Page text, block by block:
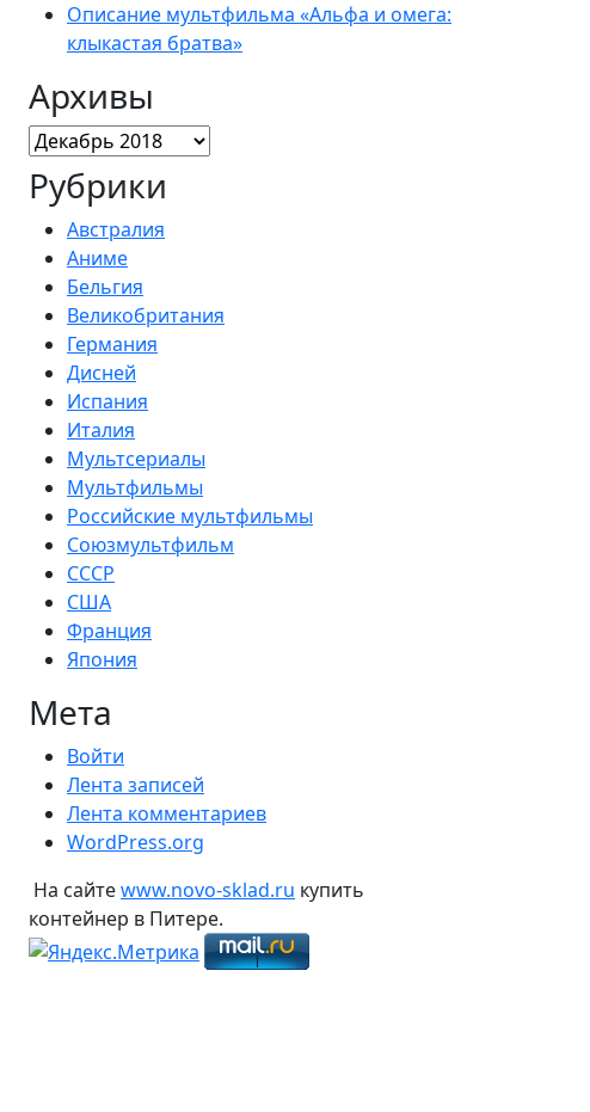
Описание мультфильма «Альфа и омега:
клыкастая братва»
Архивы
Архивы
Рубрики
Австралия
Аниме
Бельгия
Великобритания
Германия
Дисней
Испания
Италия
Мультсериалы
Мультфильмы
Российские мультфильмы
Союзмультфильм
СССР
США
Франция
Япония
Мета
Войти
Лента записей
Лента комментариев
WordPress.org
На сайтеwww.novo-sklad.ru купить
контейнер в Питере.